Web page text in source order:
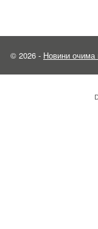
© 2026 - Новини очима